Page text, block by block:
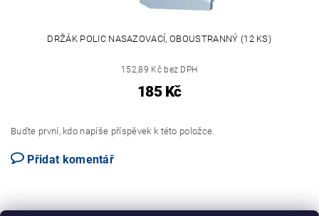
DRŽÁK POLIC NASAZOVACÍ, OBOUSTRANNÝ (12 KS)
152,89 Kč bez DPH
185 Kč
Buďte první, kdo napíše příspěvek k této položce.
Přidat komentář